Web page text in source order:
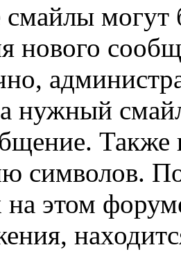
могут
нового
нужный
Также
символов.
этом